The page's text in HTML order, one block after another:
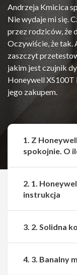
Andrzeja Kmicica
Nie wydaje mi się.
przez rodziców, że
Oczywiście, że tak.
zaszczyt
jakim jest czujnik
Honeywell
jego zakupem.
1. Z
spokojnie. O
2. 1.
instrukcja
3. 2. Solidna
4. 3. Banalny